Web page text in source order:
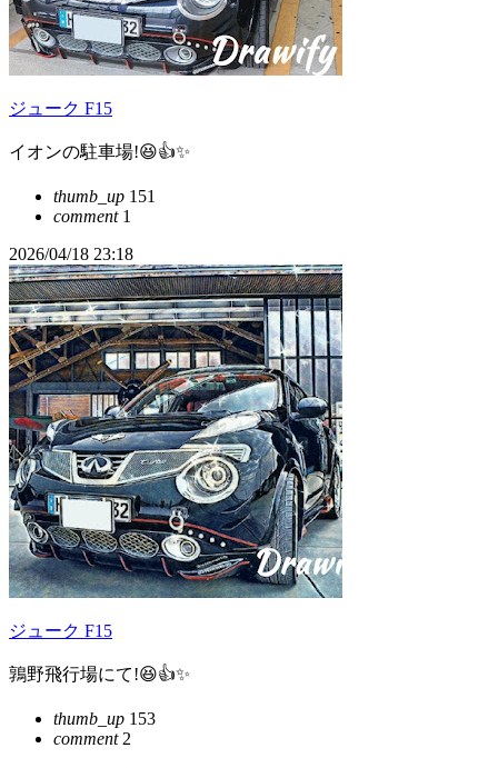
ジューク F15
イオンの駐車場!😆👍️✨
thumb_up 151
comment1
2026/04/18 23:18
ジューク F15
鶉野飛行場にて!😆👍️✨
thumb_up 153
comment2